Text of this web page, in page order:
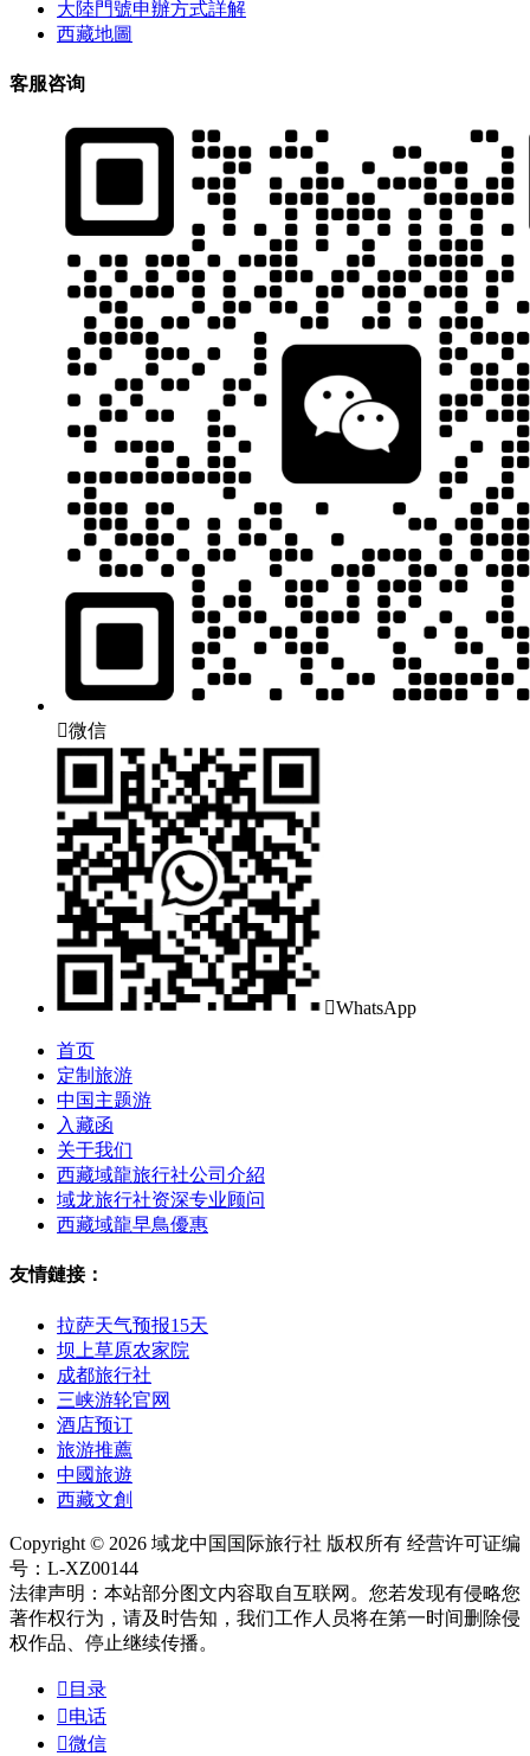
大陸門號申辦方式詳解
西藏地圖
客服咨询
微信
WhatsApp
首页
定制旅游
中国主题游
入藏函
关于我们
西藏域龍旅行社公司介紹
域龙旅行社资深专业顾问
西藏域龍早鳥優惠
友情鏈接：
拉萨天气预报15天
坝上草原农家院
成都旅行社
三峡游轮官网
酒店预订
旅游推薦
中國旅遊
西藏文創
Copyright © 2026 域龙中国国际旅行社 版权所有 经营许可证编
号：L-XZ00144
法律声明：本站部分图文内容取自互联网。您若发现有侵略您
著作权行为，请及时告知，我们工作人员将在第一时间删除侵
权作品、停止继续传播。
 目录
电话
微信